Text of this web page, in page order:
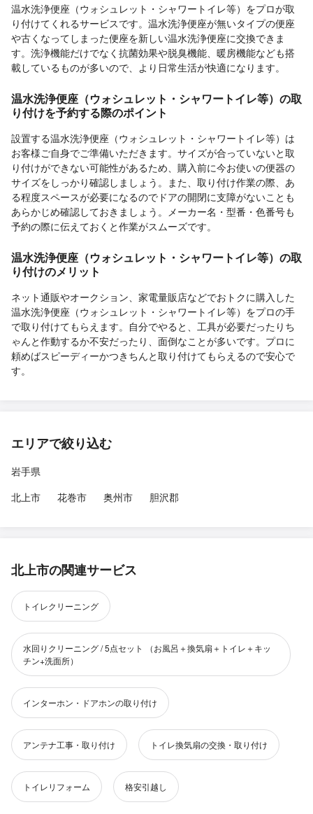
温水洗浄便座（ウォシュレット・シャワートイレ等）をプロが取
り付けてくれるサービスです。温水洗浄便座が無いタイプの便座
や古くなってしまった便座を新しい温水洗浄便座に交換できま
す。洗浄機能だけでなく抗菌効果や脱臭機能、暖房機能なども搭
載しているものが多いので、より日常生活が快適になります。
温水洗浄便座（ウォシュレット・シャワートイレ等）の取
り付けを予約する際のポイント
設置する温水洗浄便座（ウォシュレット・シャワートイレ等）は
お客様ご自身でご準備いただきます。サイズが合っていないと取
り付けができない可能性があるため、購入前に今お使いの便器の
サイズをしっかり確認しましょう。また、取り付け作業の際、あ
る程度スペースが必要になるのでドアの開閉に支障がないことも
あらかじめ確認しておきましょう。メーカー名・型番・色番号も
予約の際に伝えておくと作業がスムーズです。
温水洗浄便座（ウォシュレット・シャワートイレ等）の取
り付けのメリット
ネット通販やオークション、家電量販店などでおトクに購入した
温水洗浄便座（ウォシュレット・シャワートイレ等）をプロの手
で取り付けてもらえます。自分でやると、工具が必要だったりち
ゃんと作動するか不安だったり、面倒なことが多いです。プロに
頼めばスピーディーかつきちんと取り付けてもらえるので安心で
す。
エリアで絞り込む
岩手県
北上市
花巻市 奥州市 胆沢郡
北上市の関連サービス
トイレクリーニング
水回りクリーニング / 5点セット （お風呂＋換気扇＋トイレ＋キッ
チン+洗面所）
インターホン・ドアホンの取り付け
アンテナ工事・取り付け トイレ換気扇の交換・取り付け
トイレリフォーム 格安引越し